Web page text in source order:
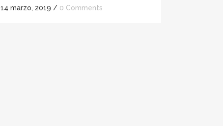
14 marzo, 2019 / 0 Comments